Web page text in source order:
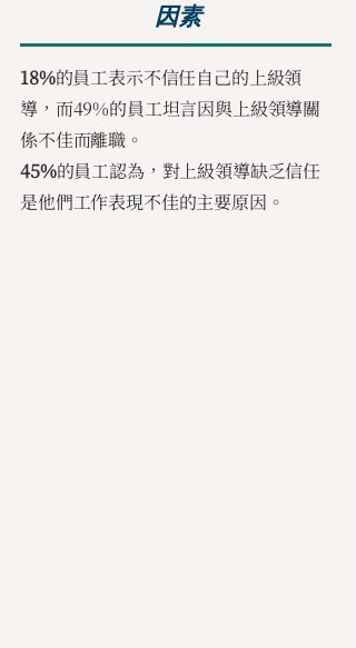
因素
18%的員工表示不信任自己的上級領
導，而49%的員工坦言因與上級領導關
係不佳而離職。
45%的員工認為，對上級領導缺乏信任
是他們工作表現不佳的主要原因。